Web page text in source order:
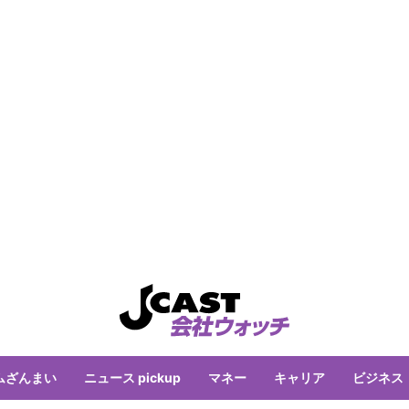
ざんまい ニュース pickup マネー キャリア ビジネス